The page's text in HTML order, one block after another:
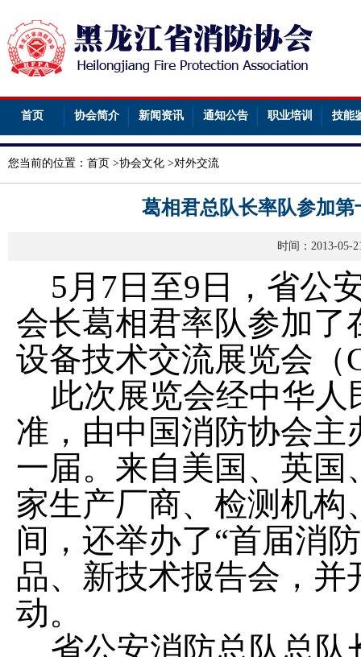
首页 协会简介 新闻资讯 通知公告 职业培训 技能
您当前的位置： 首页 >协会文化 >对外交流
葛相君总队长率队参加
时间：2013-05-
5月7日至9日，省公
会长葛相君率队参加
设备技术交流展览会（
此次展览会经中华
准，由中国消防协会主
一届。来自美国、英国
家生产厂商、检测机
间，还举办了“首届消
品、新技术报告会，
动。
省公安消防总队总